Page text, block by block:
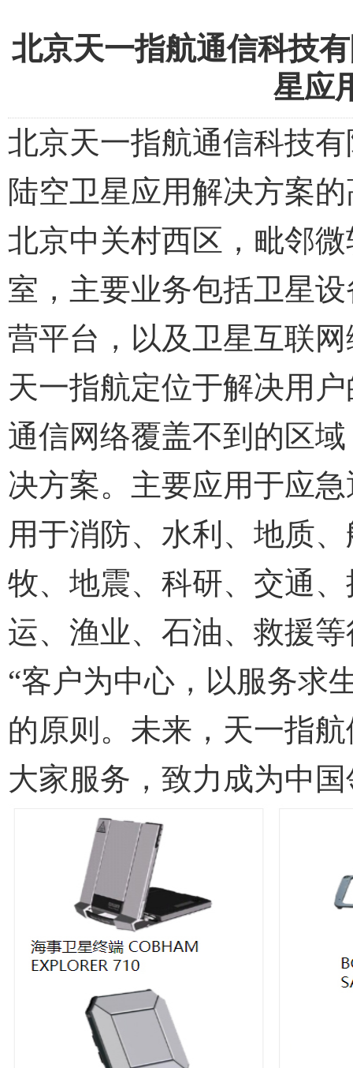
北京天一指航通信科技
星应
北京天一指航通信科技
陆空卫星应用解决方案
北京中关村西区，毗邻
室，主要业务包括卫星
营平台，以及卫星互联
天一指航定位于解决用
通信网络覆盖不到的区
决方案。主要应用于应
用于消防、水利、地质
牧、地震、科研、交通
运、渔业、石油、救援
“客户为中心，以服务求
的原则。未来，天一指
大家服务，致力成为中